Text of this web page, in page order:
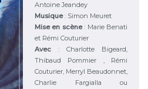
Antoine Jeandey
Musique: Simon Meuret
Mise en scène: Marie Benati
et Rémi Couturier
Avec : Charlotte Bigeard,
Thibaud Pommier , Rémi
Couturier, Merryl Beaudonnet,
Charlie Fargialla ou